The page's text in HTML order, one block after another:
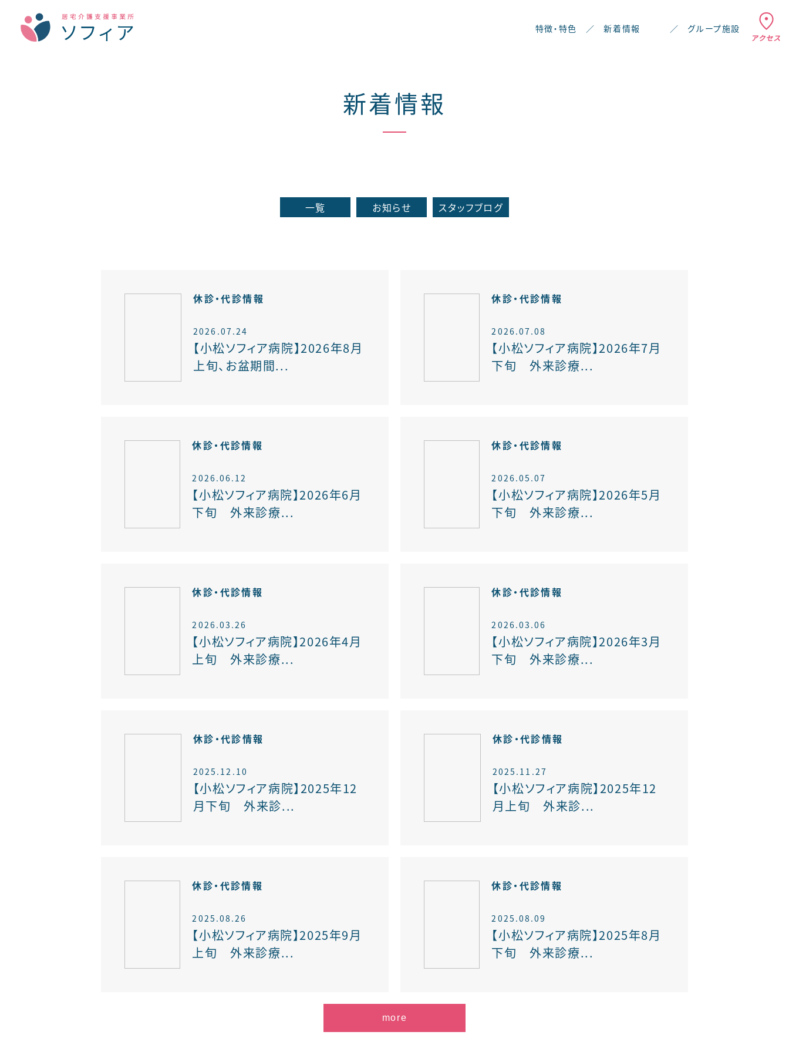
特徴・特色 ／ 新着情報 ／ グループ施設
新着情報
一覧 お知らせ スタッフブログ
休診・代診情報
2026.07.24
【小松ソフィア病院】2026年8月
上旬、お盆期間...
休診・代診情報
2026.07.08
【小松ソフィア病院】2026年7月
下旬 外来診療...
休診・代診情報
2026.06.12
【小松ソフィア病院】2026年6月
下旬 外来診療...
休診・代診情報
2026.05.07
【小松ソフィア病院】2026年5月
下旬 外来診療...
休診・代診情報
2026.03.26
【小松ソフィア病院】2026年4月
上旬 外来診療...
休診・代診情報
2026.03.06
【小松ソフィア病院】2026年3月
下旬 外来診療...
休診・代診情報
2025.12.10
【小松ソフィア病院】2025年12
月下旬 外来診...
休診・代診情報
2025.11.27
【小松ソフィア病院】2025年12
月上旬 外来診...
休診・代診情報
2025.08.26
【小松ソフィア病院】2025年9月
上旬 外来診療...
休診・代診情報
2025.08.09
【小松ソフィア病院】2025年8月
下旬 外来診療...
more